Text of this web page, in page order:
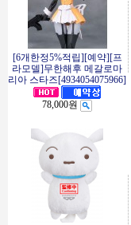
[6개한정5%적립][예약][프
라모델]무한해후 메갈로마
리아 스타즈[4934054075966]
78,000원